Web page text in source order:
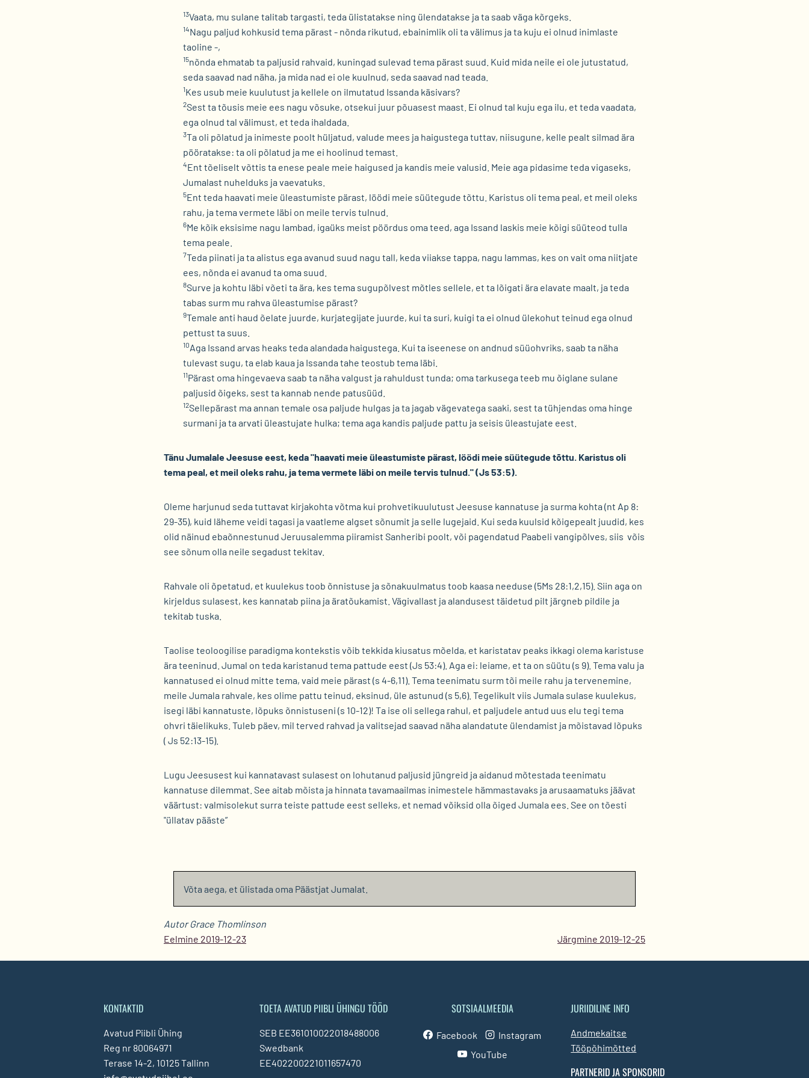
13Vaata, mu sulane talitab targasti, teda ülistatakse ning ülendatakse ja ta saab väga kõrgeks.
14Nagu paljud kohkusid tema pärast - nõnda rikutud, ebainimlik oli ta välimus ja ta kuju ei olnud inimlaste
taoline -,
15nõnda ehmatab ta paljusid rahvaid, kuningad sulevad tema pärast suud. Kuid mida neile ei ole jutustatud,
seda saavad nad näha, ja mida nad ei ole kuulnud, seda saavad nad teada.
1Kes usub meie kuulutust ja kellele on ilmutatud Issanda käsivars?
2Sest ta tõusis meie ees nagu võsuke, otsekui juur põuasest maast. Ei olnud tal kuju ega ilu, et teda vaadata,
ega olnud tal välimust, et teda ihaldada.
3Ta oli põlatud ja inimeste poolt hüljatud, valude mees ja haigustega tuttav, niisugune, kelle pealt silmad ära
pööratakse: ta oli põlatud ja me ei hoolinud temast.
4Ent tõeliselt võttis ta enese peale meie haigused ja kandis meie valusid. Meie aga pidasime teda vigaseks,
Jumalast nuhelduks ja vaevatuks.
5Ent teda haavati meie üleastumiste pärast, löödi meie süütegude tõttu. Karistus oli tema peal, et meil oleks
rahu, ja tema vermete läbi on meile tervis tulnud.
6Me kõik eksisime nagu lambad, igaüks meist pöördus oma teed, aga Issand laskis meie kõigi süüteod tulla
tema peale.
7Teda piinati ja ta alistus ega avanud suud nagu tall, keda viiakse tappa, nagu lammas, kes on vait oma niitjate
ees, nõnda ei avanud ta oma suud.
8Surve ja kohtu läbi võeti ta ära, kes tema sugupõlvest mõtles sellele, et ta lõigati ära elavate maalt, ja teda
tabas surm mu rahva üleastumise pärast?
9Temale anti haud õelate juurde, kurjategijate juurde, kui ta suri, kuigi ta ei olnud ülekohut teinud ega olnud
pettust ta suus.
10Aga Issand arvas heaks teda alandada haigustega. Kui ta iseenese on andnud süüohvriks, saab ta näha
tulevast sugu, ta elab kaua ja Issanda tahe teostub tema läbi.
11Pärast oma hingevaeva saab ta näha valgust ja rahuldust tunda; oma tarkusega teeb mu õiglane sulane
paljusid õigeks, sest ta kannab nende patusüüd.
12Sellepärast ma annan temale osa paljude hulgas ja ta jagab vägevatega saaki, sest ta tühjendas oma hinge
surmani ja ta arvati üleastujate hulka; tema aga kandis paljude pattu ja seisis üleastujate eest.
Tänu Jumalale Jeesuse eest, keda "haavati meie üleastumiste pärast, löödi meie süütegude tõttu. Karistus oli
tema peal, et meil oleks rahu, ja tema vermete läbi on meile tervis tulnud." (Js 53:5).
Oleme harjunud seda tuttavat kirjakohta võtma kui prohvetikuulutust Jeesuse kannatuse ja surma kohta (nt Ap 8:
29-35), kuid läheme veidi tagasi ja vaatleme algset sõnumit ja selle lugejaid. Kui seda kuulsid kõigepealt juudid, kes
olid näinud ebaõnnestunud Jeruusalemma piiramist Sanheribi poolt, või pagendatud Paabeli vangipõlves, siis võis
see sõnum olla neile segadust tekitav.
Rahvale oli õpetatud, et kuulekus toob õnnistuse ja sõnakuulmatus toob kaasa needuse (5Ms 28:1,2,15). Siin aga on
kirjeldus sulasest, kes kannatab piina ja äratõukamist. Vägivallast ja alandusest täidetud pilt järgneb pildile ja
tekitab tuska.
Taolise teoloogilise paradigma kontekstis võib tekkida kiusatus mõelda, et karistatav peaks ikkagi olema karistuse
ära teeninud. Jumal on teda karistanud tema pattude eest (Js 53:4). Aga ei: leiame, et ta on süütu (s 9). Tema valu ja
kannatused ei olnud mitte tema, vaid meie pärast (s 4-6,11). Tema teenimatu surm tõi meile rahu ja tervenemine,
meile Jumala rahvale, kes olime pattu teinud, eksinud, üle astunud (s 5,6). Tegelikult viis Jumala sulase kuulekus,
isegi läbi kannatuste, lõpuks õnnistuseni (s 10-12)! Ta ise oli sellega rahul, et paljudele antud uus elu tegi tema
ohvri täielikuks. Tuleb päev, mil terved rahvad ja valitsejad saavad näha alandatute ülendamist ja mõistavad lõpuks
( Js 52:13-15).
Lugu Jeesusest kui kannatavast sulasest on lohutanud paljusid jüngreid ja aidanud mõtestada teenimatu
kannatuse dilemmat. See aitab mõista ja hinnata tavamaailmas inimestele hämmastavaks ja arusaamatuks jäävat
väärtust: valmisolekut surra teiste pattude eest selleks, et nemad võiksid olla õiged Jumala ees. See on tõesti
"üllatav pääste”
Võta aega, et ülistada oma Päästjat Jumalat.
Autor Grace Thomlinson
Eelmine 2019-12-23
Järgmine 2019-12-25
KONTAKTID
Avatud Piibli Ühing
Reg nr 80064971
Terase 14-2, 10125 Tallinn
TOETA AVATUD PIIBLI ÜHINGU TÖÖD
SEB EE361010022018488006
Swedbank
EE402200221011657470
SOTSIAALMEEDIA
Facebook
Instagram
YouTube
JURIIDILINE INFO
Andmekaitse
Tööpõhimõtted
PARTNERID JA SPONSORID